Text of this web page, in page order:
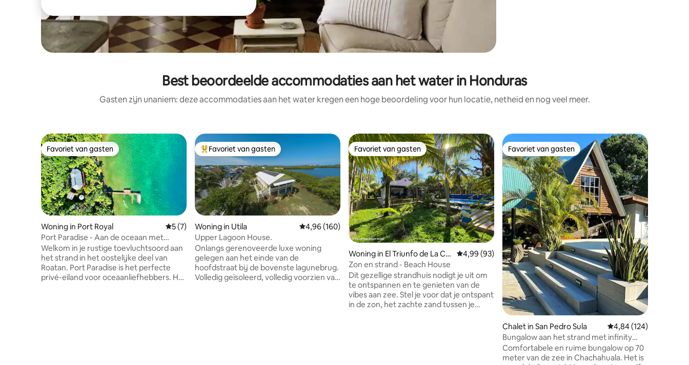
Best beoordeelde accommodaties aan het water in Honduras
Gasten zijn unaniem: deze accommodaties aan het water kregen een hoge beoordeling voor hun locatie, netheid en nog veel meer.
Favoriet van gasten
Favoriet van gasten
Woning in Port Royal Gemiddelde beoordeling van 5 op 5, 7 recensies
5 (7)
Port Paradise - Aan de oceaan met
privéstrand en steiger
Welkom in je rustige toevluchtsoord aan
het strand in het oostelijke deel van
Roatan. Port Paradise is het perfecte
privé-eiland voor oceaanliefhebbers. Het
Topfavoriet van gasten
Favoriet van gasten
Woning in Utila Gemiddelde beoordeling van 4,96 op 5, 160 recensies
4,96 (160)
Upper Lagoon House.
Onlangs gerenoveerde luxe woning
gelegen aan het einde van de
hoofdstraat bij de bovenste lagunebrug.
Volledig geïsoleerd, volledig voorzien van
Favoriet van gasten
Favoriet van gasten
Woning in El Triunfo de La Cr
uz
Gemiddelde beoordeling van 4,99 op 5, 93 recensies
4,99 (93)
Zon en strand - Beach House
Dit gezellige strandhuis nodigt je uit om
te ontspannen en te genieten van de
vibes aan zee. Stel je voor dat je ontspant
in de zon, het zachte zand tussen je
Favoriet van gasten
Favoriet van gasten
Chalet in San Pedro Sula Gemiddelde
4,84 (124)
Bungalow aan het strand met infinity
pool
Comfortabele en ruime bungalow op 70
meter van de zee in Chachahuala. Het is